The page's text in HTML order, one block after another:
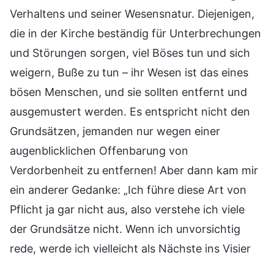
Verhaltens und seiner Wesensnatur. Diejenigen,
die in der Kirche beständig für Unterbrechungen
und Störungen sorgen, viel Böses tun und sich
weigern, Buße zu tun – ihr Wesen ist das eines
bösen Menschen, und sie sollten entfernt und
ausgemustert werden. Es entspricht nicht den
Grundsätzen, jemanden nur wegen einer
augenblicklichen Offenbarung von
Verdorbenheit zu entfernen! Aber dann kam mir
ein anderer Gedanke: „Ich führe diese Art von
Pflicht ja gar nicht aus, also verstehe ich viele
der Grundsätze nicht. Wenn ich unvorsichtig
rede, werde ich vielleicht als Nächste ins Visier